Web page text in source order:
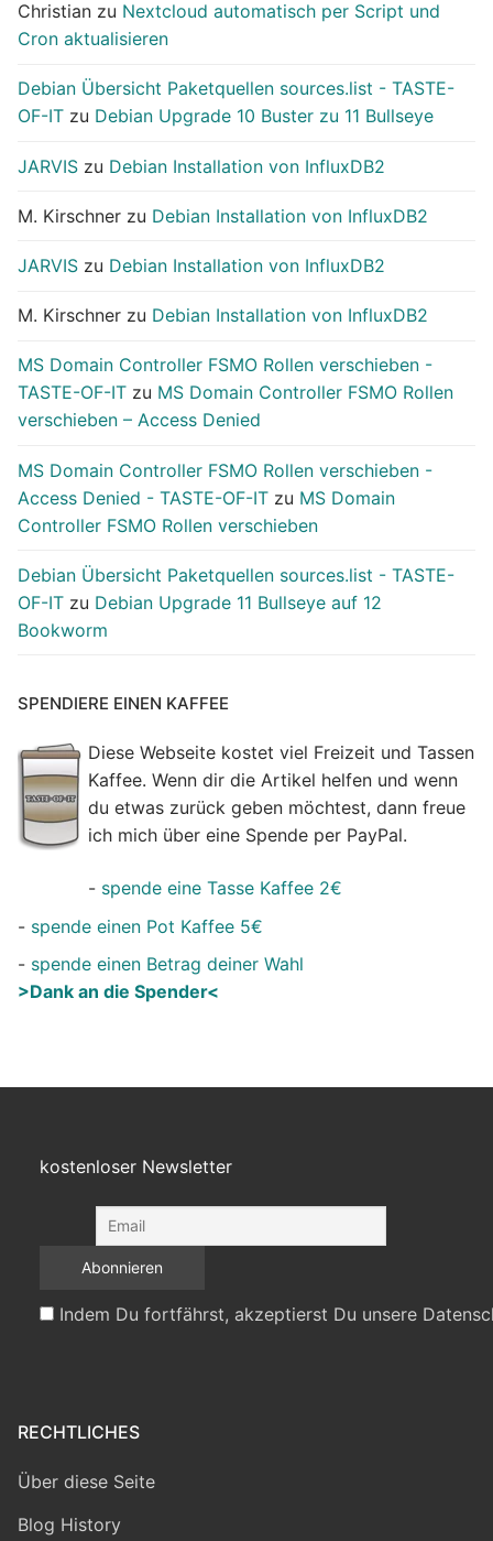
Christian zu Nextcloud automatisch per Script und
Cron aktualisieren
Debian Übersicht Paketquellen sources.list - TASTE-
OF-IT zu Debian Upgrade 10 Buster zu 11 Bullseye
JARVIS zu Debian Installation von InfluxDB2
M. Kirschner zu Debian Installation von InfluxDB2
JARVIS zu Debian Installation von InfluxDB2
M. Kirschner zu Debian Installation von InfluxDB2
MS Domain Controller FSMO Rollen verschieben -
TASTE-OF-IT zu MS Domain Controller FSMO Rollen
verschieben – Access Denied
MS Domain Controller FSMO Rollen verschieben -
Access Denied - TASTE-OF-IT zu MS Domain
Controller FSMO Rollen verschieben
Debian Übersicht Paketquellen sources.list - TASTE-
OF-IT zu Debian Upgrade 11 Bullseye auf 12
Bookworm
SPENDIERE EINEN KAFFEE
Diese Webseite kostet viel Freizeit und Tassen
Kaffee. Wenn dir die Artikel helfen und wenn
du etwas zurück geben möchtest, dann freue
ich mich über eine Spende per PayPal.
- spende eine Tasse Kaffee 2€
- spende einen Pot Kaffee 5€
- spende einen Betrag deiner Wahl
>Dank an die Spender<
kostenloser Newsletter
Indem Du fortfährst, akzeptierst Du unsere
RECHTLICHES
Über diese Seite
Blog History